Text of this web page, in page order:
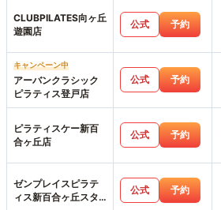
CLUBPILATES向ヶ丘
遊園店
公式 予約
キャンペーン中
アーバンクラシック
ピラティス登戸店
公式 予約
ピラティスケー新百
合ヶ丘店
公式 予約
ゼンプレイスピラテ
ィス新百合ヶ丘スタ
公式 予約